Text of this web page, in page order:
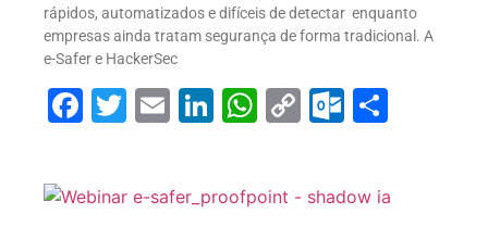
rápidos, automatizados e difíceis de detectar enquanto
empresas ainda tratam segurança de forma tradicional. A
e-Safer e HackerSec
Facebook
Twitter
EmailLinkedIn
WhatsApp
Copy